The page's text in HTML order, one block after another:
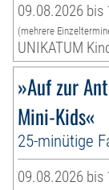
09.08.2026 bis
(mehrere
UNIKATUM
»Auf zur
Mini-Kids«
25-minütige
09.08.2026 bis